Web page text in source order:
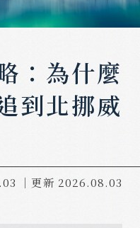
：為什麼
到北挪威
｜更新 2026.08.03